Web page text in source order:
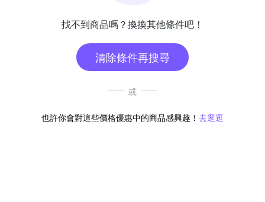
找不到商品嗎？換換其他條件吧！
清除條件再搜尋
或
也許你會對這些價格優惠中的商品感興趣！ 去逛逛